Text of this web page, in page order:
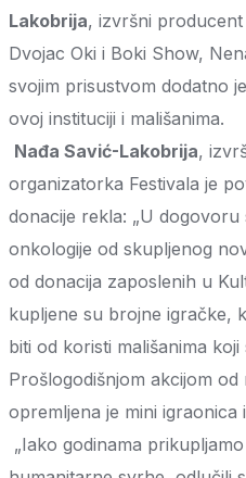
Lakobrija, izvršni
Dvojac Oki i Boki Show,
svojim prisustvom dodatno
ovoj instituciji i mališanima.
Nađa Savić-Lakobrija,
organizatorka Festivala je
donacije rekla: „U dogovoru
onkologije od skupljenog
od donacija zaposlenih u
kupljene su brojne igračke,
biti od koristi mališanima
Prošlogodišnjom akcijom
opremljena je mini igraonica
„Iako godinama